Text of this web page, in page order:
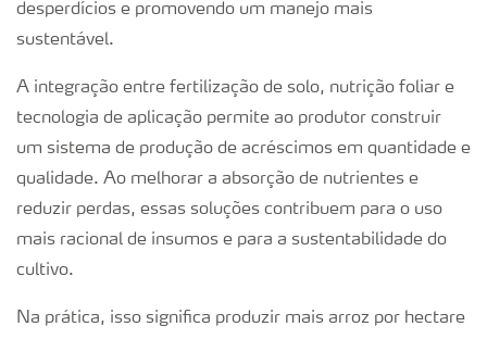
desperdícios e promovendo um manejo mais
sustentável.
A integração entre fertilização de solo, nutrição foliar e
tecnologia de aplicação permite ao produtor construir
um sistema de produção de acréscimos em quantidade e
qualidade. Ao melhorar a absorção de nutrientes e
reduzir perdas, essas soluções contribuem para o uso
mais racional de insumos e para a sustentabilidade do
cultivo.
Na prática, isso significa produzir mais arroz por hectare